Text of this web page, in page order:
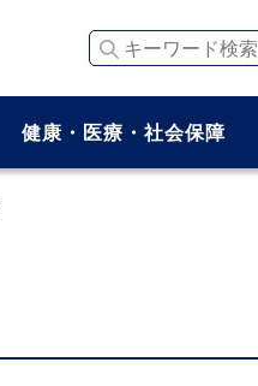
キーワード検索
健康・医療・社会保障